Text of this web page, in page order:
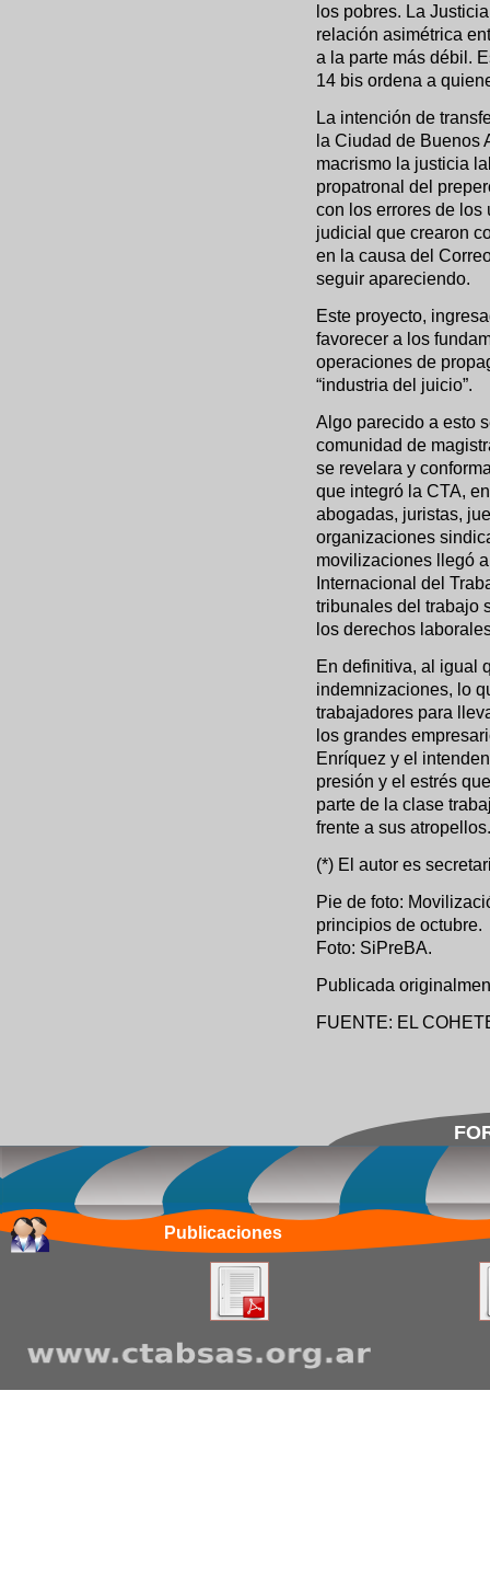
los pobres. La
relación asimétrica
a la parte más débil.
14 bis ordena a
La intención de
la Ciudad de Buenos
macrismo la justicia
propatronal del
con los errores de los
judicial que crearon
en la causa del
seguir apareciendo.
Este proyecto,
favorecer a los
operaciones de
“industria del juicio”.
Algo parecido a esto
comunidad de
se revelara y
que integró la CTA,
abogadas, juristas,
organizaciones
movilizaciones llegó
Internacional del
tribunales del trabajo
los derechos
En definitiva, al igual
indemnizaciones, lo
trabajadores para
los grandes
Enríquez y el
presión y el estrés
parte de la clase
frente a sus atropellos.
(*) El autor es
Pie de foto:
principios de octubre.
Foto: SiPreBA.
Publicada
FUENTE: EL
Publicaciones